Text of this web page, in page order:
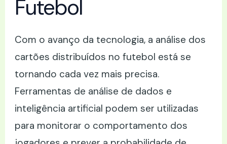
Futebol
Com o avanço da tecnologia, a análise dos
cartões distribuídos no futebol está se
tornando cada vez mais precisa.
Ferramentas de análise de dados e
inteligência artificial podem ser utilizadas
para monitorar o comportamento dos